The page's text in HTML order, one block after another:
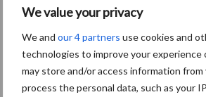
We value your privacy
We and our 4 partners use cookies and
technologies to improve your experience
may store and/or access information from
process the personal data, such as your
Aanbevolen voor jou!
Tot 5 ton per wiel